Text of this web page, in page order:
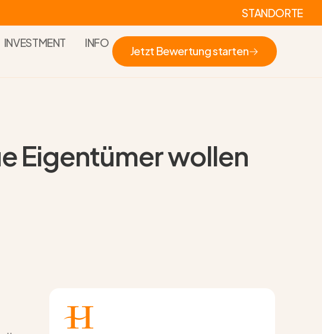
STANDORTE
INVESTMENT INFO
Jetzt Bewertung starten
Eigentümer wollen